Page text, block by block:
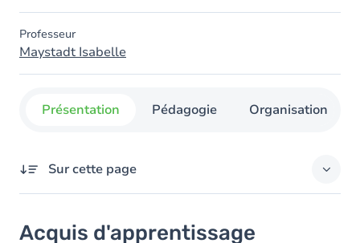
Professeur
Maystadt Isabelle
Présentation Pédagogie Organisation
Sur cette page
Acquis d'apprentissage